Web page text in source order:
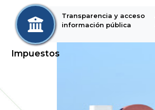
Transparencia y acceso
información pública
Impuestos